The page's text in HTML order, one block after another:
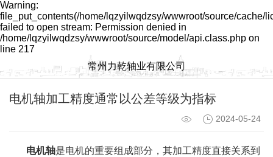
Warning:
file_put_contents(/home/lqzyilwqdzsy/wwwroot/source/cache/
failed to open stream: Permission denied in
/home/lqzyilwqdzsy/wwwroot/source/model/api.class.php on
line 217
常州力乾轴业有限公司
电机轴加工精度通常以公差等级为指标
2024-05-24
电机轴是电机的重要组成部分，其加工精度直接关系到